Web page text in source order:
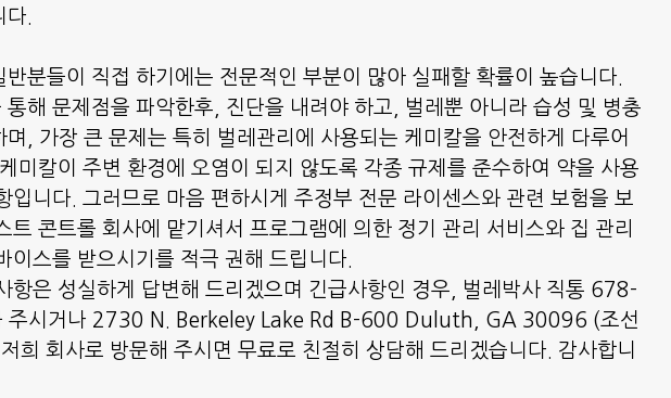
다.
반분들이 직접 하기에는 전문적인 부분이 많아 실패할 확률이 높습니다.
통해 문제점을 파악한후, 진단을 내려야 하고, 벌레뿐 아니라 습성 및 병충
, 가장 큰 문제는 특히 벌레관리에 사용되는 케미칼을 안전하게 다루어
미칼이 주변 환경에 오염이 되지 않도록 각종 규제를 준수하여 약을 사용
입니다. 그러므로 마음 편하시게 주정부 전문 라이센스와 관련 보험을 보
트 콘트롤 회사에 맡기셔서 프로그램에 의한 정기 관리 서비스와 집 관리
이스를 받으시기를 적극 권해 드립니다.
항은 성실하게 답변해 드리겠으며 긴급사항인 경우, 벌레박사 직통 678-
주시거나 2730 N. Berkeley Lake Rd B-600 Duluth, GA 30096 (조선
희 회사로 방문해 주시면 무료로 친절히 상담해 드리겠습니다. 감사합니